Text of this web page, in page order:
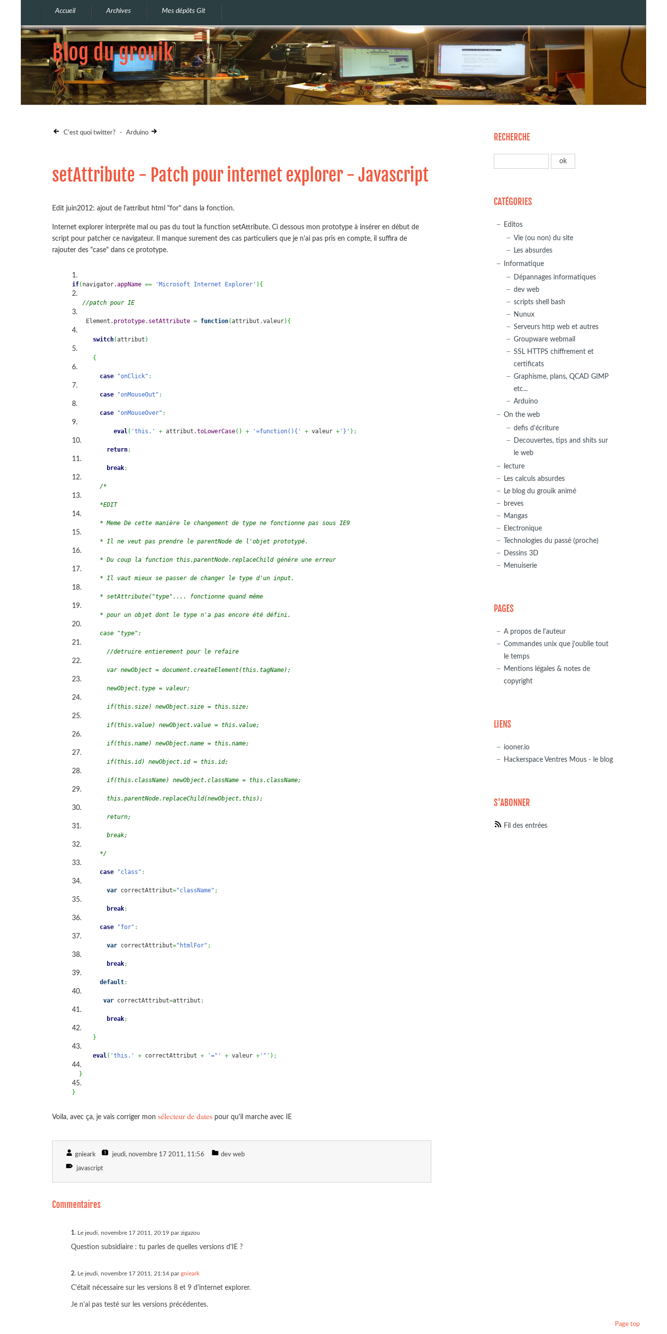
Accueil Archives Mes dépôts Git
Blog du grouik
C'est quoi twitter? - Arduino
setAttribute - Patch pour internet explorer - Javascript
Edit juin2012: ajout de l'attribut html "for" dans la fonction.
Internet explorer interprète mal ou pas du tout la function setAttribute. Ci dessous mon prototype à insérer en début de
script pour patcher ce navigateur. Il manque surement des cas particuliers que je n'ai pas pris en compte, il suffira de
rajouter des "case" dans ce prototype.
if( navigator.appName == 'Microsoft Internet Explorer' ) {
//patch pour IE
    Element.
prototype. setAttribute = function(attribut ,valeur) {
switch(attribut )
{
case "onClick" :
case "onMouseOut" :
case "onMouseOver" :
eval( 'this.' + attribut.toLowerCase( ) + '=function(){' + valeur + '}' ) ;
return;
break;
/*
	*EDIT
	* Meme De cette manière le changement de type ne fonctionne pas sous IE9
	* Il ne veut pas prendre le parentNode de l'objet prototypé.
	* Du coup la function this.parentNode.replaceChild génére une erreur
	* Il vaut mieux se passer de changer le type d'un input.
	* setAttribute("type".... fonctionne quand même
	* pour un objet dont le type n'a pas encore été défini.
	case "type":
	  //detruire entierement pour le refaire
	  var newObject = document.createElement(this.tagName);
	  newObject.type = valeur;
	  if(this.size) newObject.size = this.size;
	  if(this.value) newObject.value = this.value;
	  if(this.name) newObject.name = this.name;
	  if(this.id) newObject.id = this.id;
	  if(this.className) newObject.className = this.className;
	  this.parentNode.replaceChild(newObject,this);
	  return;
	  break;
	*/
case "class" :
var correctAttribut="className" ;
break;
case "for" :
var correctAttribut="htmlFor" ;
break;
default:
var correctAttribut=attribut ;
break;
}
eval( 'this.' + correctAttribut + '="' + valeur + '"' ) ;
}
}
Voila, avec ça, je vais corriger mon sélecteur de dates pour qu'il marche avec IE
gnieark jeudi, novembre 17 2011, 11:56 dev web
javascript
Commentaires
1. Le jeudi, novembre 17 2011, 20:19 par zigazou
Question subsidiaire : tu parles de quelles versions d'IE ?
2. Le jeudi, novembre 17 2011, 21:14 pargnieark
C'était nécessaire sur les versions 8 et 9 d'internet explorer.
Je n'ai pas testé sur les versions précédentes.
RECHERCHE
CATÉGORIES
Editos
Vie (ou non) du site
Les absurdes
Informatique
Dépannages informatiques
dev web
scripts shell bash
Nunux
Serveurs http web et autres
Groupware webmail
SSL HTTPS chiffrement et
certificats
Graphisme, plans, QCAD GIMP
etc...
Arduino
On the web
defis d'écriture
Decouvertes, tips and shits sur
le web
lecture
Les calculs absurdes
Le blog du grouik animé
breves
Mangas
Electronique
Technologies du passé (proche)
Dessins 3D
Menuiserie
PAGES
A propos de l'auteur
Commandes unix que j'oublie tout
le temps
Mentions légales & notes de
copyright
LIENS
iooner.io
Hackerspace Ventres Mous - le blog
S'ABONNER
Fil des entrées
Page top